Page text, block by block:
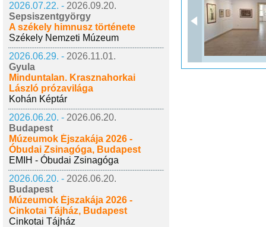
2026.07.22. - 2026.09.20.
Sepsiszentgyörgy
A székely himnusz története
Székely Nemzeti Múzeum
2026.06.29. - 2026.11.01.
Gyula
Minduntalan. Krasznahorkai
László prózavilága
Kohán Képtár
2026.06.20. - 2026.06.20.
Budapest
Múzeumok Éjszakája 2026 -
Óbudai Zsinagóga, Budapest
EMIH - Óbudai Zsinagóga
2026.06.20. - 2026.06.20.
Budapest
Múzeumok Éjszakája 2026 -
Cinkotai Tájház, Budapest
Cinkotai Tájház